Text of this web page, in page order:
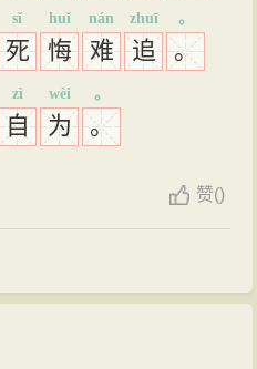
死
sǐ
悔
huǐ
难
nán
追
zhuī
。
。
自
zì
为
wèi
。
。
赞()